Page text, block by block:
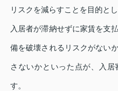
リスクを減らすことを目的とし
入居者が滞納せずに家賃を支
備を破壊されるリスクがない
さないかといった点が、入
す。